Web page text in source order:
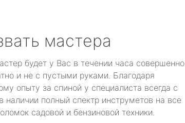
мастера
будет у Вас в течении часа совершенно
и не с пустыми руками. Благодаря
опыту за спиной у специалиста всегда с
наличии полный спектр инструметов на все
садовой и бензиновой техники.